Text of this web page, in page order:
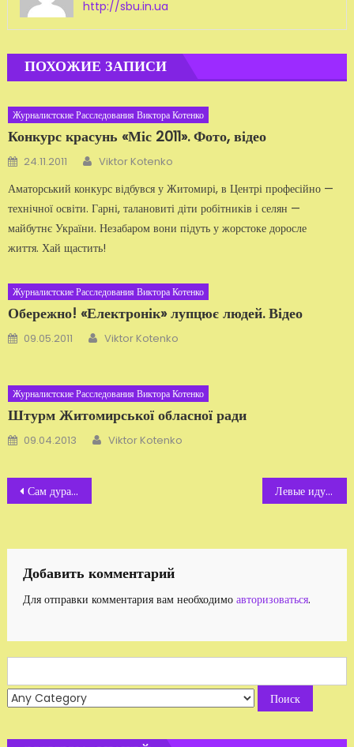
http://sbu.in.ua
ПОХОЖИЕ ЗАПИСИ
Журналистские Расследования Виктора Котенко
Конкурс красунь «Міс 2011». Фото, відео
Добавлено
24.11.2011 Автор
Viktor Kotenko
Аматорський конкурс відбувся у Житомирі, в Центрі професійно —
технічної освіти. Гарні, талановиті діти робітників і селян —
майбутнє України. Незабаром вони підуть у жорстоке доросле
життя. Хай щастить!
Журналистские Расследования Виктора Котенко
Обережно! «Електронік» лупцює людей. Відео
Добавлено
09.05.2011 Автор
Viktor Kotenko
Журналистские Расследования Виктора Котенко
Штурм Житомирської обласної ради
Добавлено
09.04.2013 Автор
Viktor Kotenko
Навигация
записям
Сам дурак ... Справка: «доктор» Комаровский — такой же «доктор», как и «доктор» Кашпировский, всенародное «охмурялово» Левые идут
Добавить комментарий
Для отправки комментария вам необходимо авторизоваться.
for: